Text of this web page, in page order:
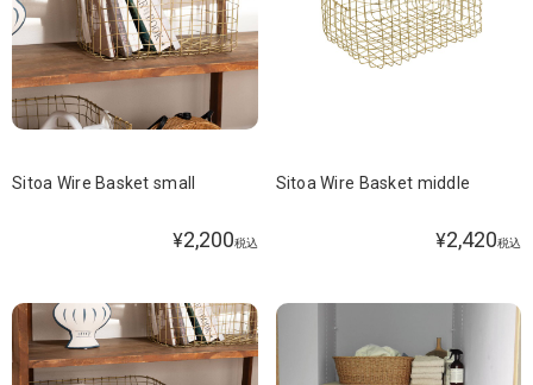
Sitoa Wire Basket small
¥2,200税込
Sitoa Wire Basket middle
¥2,420税込